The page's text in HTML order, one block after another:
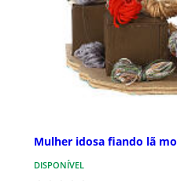
Mulher idosa fiando lã
DISPONÍVEL